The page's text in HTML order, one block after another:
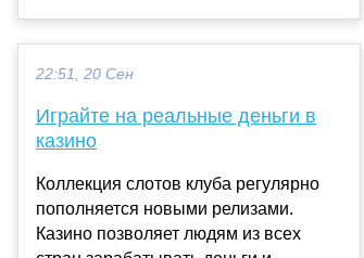
22:51, 20 Сен
Играйте на реальные деньги в
казино
Коллекция слотов клуба регулярно
пополняется новыми релизами.
Казино позволяет людям из всех